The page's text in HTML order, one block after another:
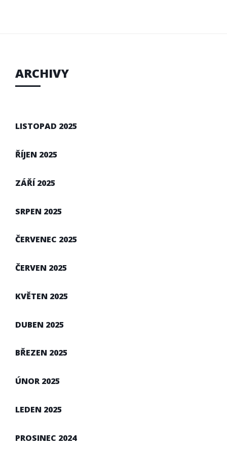
ARCHIVY
LISTOPAD 2025
ŘÍJEN 2025
ZÁŘÍ 2025
SRPEN 2025
ČERVENEC 2025
ČERVEN 2025
KVĚTEN 2025
DUBEN 2025
BŘEZEN 2025
ÚNOR 2025
LEDEN 2025
PROSINEC 2024